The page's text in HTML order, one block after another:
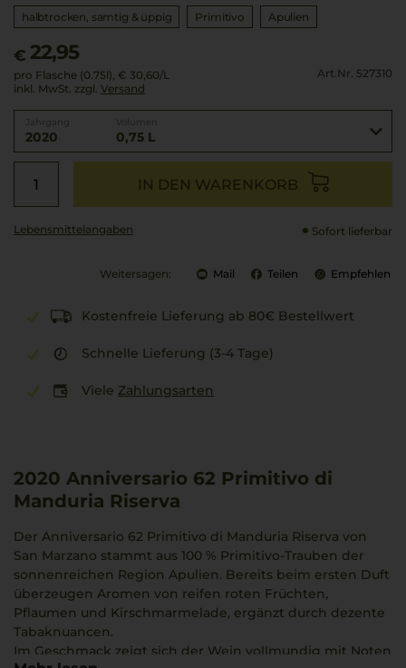
halbtrocken, samtig & üppig
Primitivo Apulien
€ 22,95
pro Flasche (0.75l), € 30,60/L
inkl. MwSt. zzgl. Versand
Art.Nr. 527310
2020 0,75 L
IN DEN WARENKORB
Lebensmittel­angaben Sofort lieferbar
Weitersagen: Mail Teilen Empfehlen
Kostenfreie Lieferung ab 80€ Bestellwert
Schnelle Lieferung (3-4 Tage)
Viele Zahlungsarten
2020 Anniversario 62 Primitivo di
Manduria Riserva
Der Anniversario 62 Primitivo di Manduria Riserva von
San Marzano stammt aus 100 % Primitivo-Trauben der
sonnenreichen Region Apulien. Bereits beim ersten Duft
überzeugen Aromen von reifen roten Früchten,
Pflaumen und Kirschmarmelade, ergänzt durch dezente
Tabaknuancen.
Im Geschmack zeigt sich der Wein vollmundig mit Noten